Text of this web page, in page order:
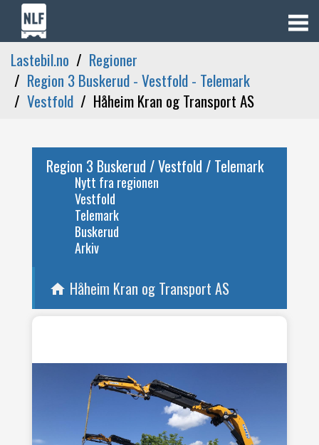
Lastebil.no
Regioner
Region 3 Buskerud - Vestfold - Telemark
Vestfold
Håheim Kran og Transport AS
Region 3 Buskerud / Vestfold / Telemark
Nytt fra regionen
Vestfold
Telemark
Buskerud
Arkiv
home Håheim Kran og Transport AS